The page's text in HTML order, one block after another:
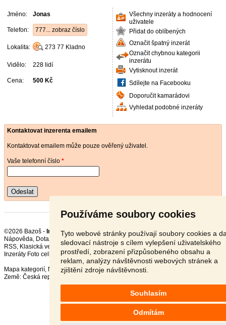
Používáme soubory cookies
Tyto webové stránky používají soubory cookies a
sledovací nástroje s cílem vylepšení uživatelského
prostředí, zobrazení přizpůsobeného obsahu a
reklam, analýzy návštěvnosti webových stránek a
zjištění zdroje návštěvnosti.
Souhlasím
Odmítám
Jméno: Jonas
Telefon: 777... zobraz číslo
Lokalita: 273 77 Kladno
Vidělo: 228 lidí
Cena: 500 Kč
Všechny inzeráty a hodnocení
uživatele
Přidat do oblíbených
Označit špatný inzerát
Označit chybnou kategorii
inzerátu
Vytisknout inzerát
Sdílejte na Facebooku
Doporučit kamarádovi
Vyhledat podobné inzeráty
Kontaktovat inzerenta emailem
Kontaktovat emailem může pouze ověřený uživatel.
Vaše telefonní číslo *
Odeslat
©2026 Bazoš - Inzerce, Bazar Stativy
Nápověda, Dotazy Hodnocení , Kontakt , Reklama Podmínky Ochrana údajů ,
RSS,
Inzeráty Foto celkem:11839, za 24 hodin:390
Mapa kategorií, Nejvyhledávanější výrazy
Země: Česká republika